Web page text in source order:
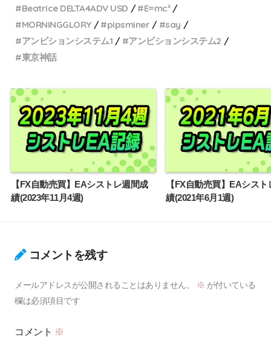
Beatrice DELTA4ADV USD
E=mc²
MORNINGGLORY
pipsminer
say
アンビションシステム1
アンビションシステム2
東京神話
【FX自動売買】EAシストレ週間成
績(2023年11月4週)
【FX自動売買】EAシス
績(2021年6月1週)
コメントを残す
メールアドレスが公開されることはありません。 ※ が付いている
欄は必須項目です
コメント ※